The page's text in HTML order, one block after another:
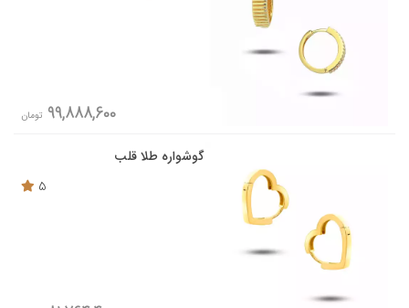
99,888,600 تومان
گوشواره طلا قلب
5